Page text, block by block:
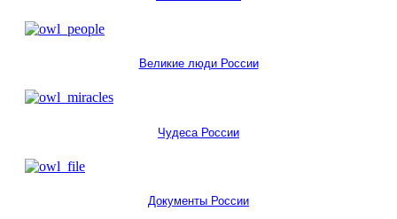
Великие люди России
Чудеса России
Документы России